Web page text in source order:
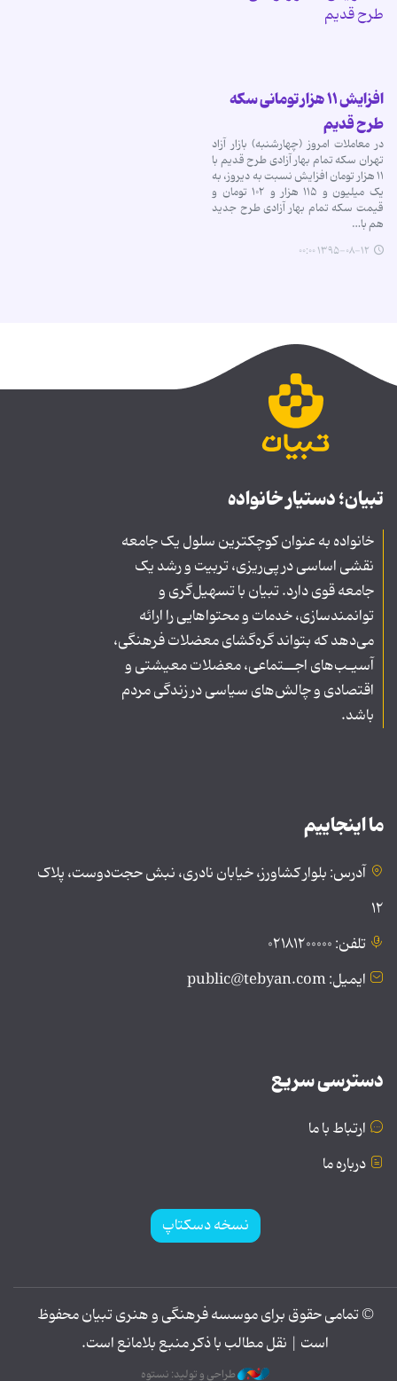
افزایش ۱۱ هزار تومانی سکه
طرح قدیم
در معاملات امروز (چهارشنبه) بازار آزاد
تهران سکه تمام بهار آزادی طرح قدیم با
۱۱ هزار تومان افزایش نسبت به دیروز، به
یک میلیون و ۱۱۵ هزار و ۱۰۲ تومان و
قیمت سکه تمام بهار آزادی طرح جدید
هم با…
۱۳۹۵-۰۸-۱۲ ۰۰:۰۰
تبیان؛ دستیار خانواده
خانواده به عنوان کوچکترین سلول یک جامعه
نقشی اساسی در پی‌ریزی، تربیت و رشد یک
جامعه قوی دارد. تبیان با تسهیل‌گری و
توانمندسازی، خدمات و محتواهایی را ارائه
می‌دهد که بتواند گره‌گشای معضلات فرهنگی،
آسیـب‌های اجــتماعی، معضلات معیشتی و
اقتصادی و چالش‌های سیاسی در زندگی مردم
باشد.
ما اینجاییم
آدرس: بلوار کشاورز، خیابان نادری، نبش حجت‌دوست، پلاک
۱۲
تلفن: ۰۲۱۸۱۲۰۰۰۰۰
ایمیل: public@tebyan.com
دسترسی سریع
ارتباط با ما
درباره ما
نسخه دسکتاپ
© تمامی حقوق برای موسسه فرهنگی و هنری تبیان محفوظ
است | نقل مطالب با ذکر منبع بلامانع است.
طراحی و تولید: نستوه